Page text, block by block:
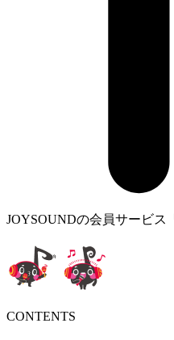
JOYSOUNDの会員サービス
CONTENTS